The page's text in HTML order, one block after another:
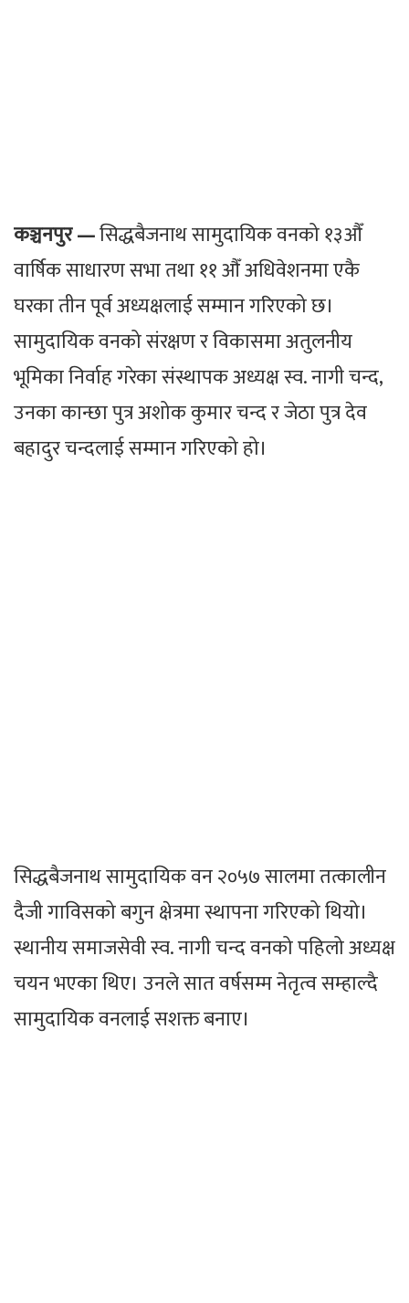
कञ्चनपुर —सिद्धबैजनाथ सामुदायिक वनको १३औँ
वार्षिक साधारण सभा तथा ११ औँ अधिवेशनमा एकै
घरका तीन पूर्व अध्यक्षलाई सम्मान गरिएको छ।
सामुदायिक वनको संरक्षण र विकासमा अतुलनीय
भूमिका निर्वाह गरेका संस्थापक अध्यक्ष स्व. नागी चन्द,
उनका कान्छा पुत्र अशोक कुमार चन्द र जेठा पुत्र देव
बहादुर चन्दलाई सम्मान गरिएको हो।
सिद्धबैजनाथ सामुदायिक वन २०५७ सालमा तत्कालीन
दैजी गाविसको बगुन क्षेत्रमा स्थापना गरिएको थियो।
स्थानीय समाजसेवी स्व. नागी चन्द वनको पहिलो अध्यक्ष
चयन भएका थिए। उनले सात वर्षसम्म नेतृत्व सम्हाल्दै
सामुदायिक वनलाई सशक्त बनाए।